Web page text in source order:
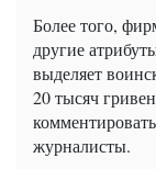
Более того,
другие
выделяет
20 тысяч
журналисты.